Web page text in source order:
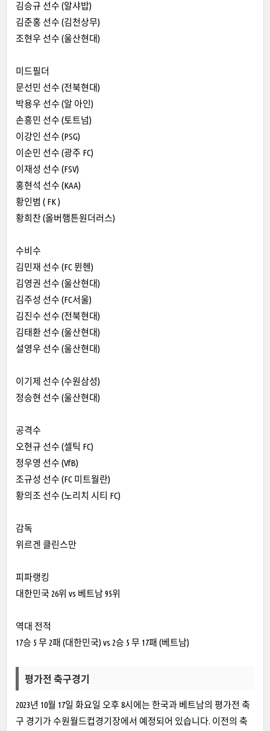
김승규 선수 (알샤밥)
김준홍 선수 (김천상무)
조현우 선수 (울산현대)
미드필더
문선민 선수 (전북현대)
박용우 선수 (알 아인)
손흥민 선수 (토트넘)
이강인 선수 (PSG)
이순민 선수 (광주 FC)
이재성 선수 (FSV)
홍현석 선수 (KAA)
황인범 ( FK )
황희찬 (올버햄튼원더러스)
수비수
김민재 선수 (FC 뮌헨)
김영권 선수 (울산현대)
김주성 선수 (FC서울)
김진수 선수 (전북현대)
김태환 선수 (울산현대)
설영우 선수 (울산현대)
이기제 선수 (수원삼성)
정승현 선수 (울산현대)
공격수
오현규 선수 (셀틱 FC)
정우영 선수 (VfB)
조규성 선수 (FC 미트월란)
황의조 선수 (노리치 시티 FC)
감독
위르겐 클린스만
피파랭킹
대한민국 26위 vs 베트남 95위
역대 전적
17승 5 무 2패 (대한민국) vs 2승 5 무 17패 (베트남)
평가전 축구경기
2023년 10월 17일 화요일 오후 8시에는 한국과 베트남의 평가전 축
구 경기가 수원월드컵경기장에서 예정되어 있습니다. 이전의 축